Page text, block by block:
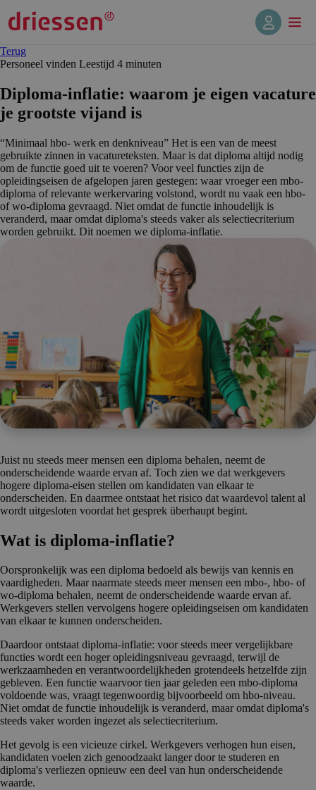
Terug
Personeel vinden Leestijd 4 minuten
Diploma-inflatie: waarom je eigen vacature
je grootste vijand is
“Minimaal hbo- werk en denkniveau” Het is een van de meest
gebruikte zinnen in vacatureteksten. Maar is dat diploma altijd nodig
om de functie goed uit te voeren? Voor veel functies zijn de
opleidingseisen de afgelopen jaren gestegen: waar vroeger een mbo-
diploma of relevante werkervaring volstond, wordt nu vaak een hbo-
of wo-diploma gevraagd. Niet omdat de functie inhoudelijk is
veranderd, maar omdat diploma's steeds vaker als selectiecriterium
worden gebruikt. Dit noemen we diploma-inflatie.
Juist nu steeds meer mensen een diploma behalen, neemt de
onderscheidende waarde ervan af. Toch zien we dat werkgevers
hogere diploma-eisen stellen om kandidaten van elkaar te
onderscheiden. En daarmee ontstaat het risico dat waardevol talent al
wordt uitgesloten voordat het gesprek überhaupt begint.
Wat is diploma-inflatie?
Oorspronkelijk was een diploma bedoeld als bewijs van kennis en
vaardigheden. Maar naarmate steeds meer mensen een mbo-, hbo- of
wo-diploma behalen, neemt de onderscheidende waarde ervan af.
Werkgevers stellen vervolgens hogere opleidingseisen om kandidaten
van elkaar te kunnen onderscheiden.
Daardoor ontstaat diploma-inflatie: voor steeds meer vergelijkbare
functies wordt een hoger opleidingsniveau gevraagd, terwijl de
werkzaamheden en verantwoordelijkheden grotendeels hetzelfde zijn
gebleven. Een functie waarvoor tien jaar geleden een mbo-diploma
voldoende was, vraagt tegenwoordig bijvoorbeeld om hbo-niveau.
Niet omdat de functie inhoudelijk is veranderd, maar omdat diploma's
steeds vaker worden ingezet als selectiecriterium.
Het gevolg is een vicieuze cirkel. Werkgevers verhogen hun eisen,
kandidaten voelen zich genoodzaakt langer door te studeren en
diploma's verliezen opnieuw een deel van hun onderscheidende
waarde.